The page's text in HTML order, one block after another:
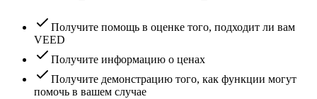
Получите помощь в оценке того, подходит ли вам
VEED
Получите информацию о ценах
Получите демонстрацию того, как функции могут
помочь в вашем случае